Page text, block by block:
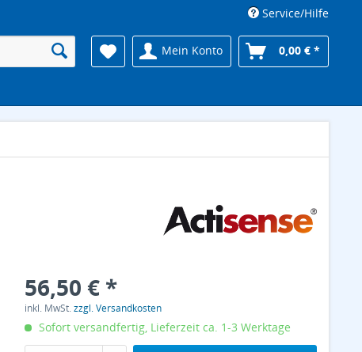
Service/Hilfe
Mein Konto 0,00 € *
56,50 € *
inkl. MwSt.zzgl. Versandkosten
Sofort versandfertig, Lieferzeit ca. 1-3 Werktage